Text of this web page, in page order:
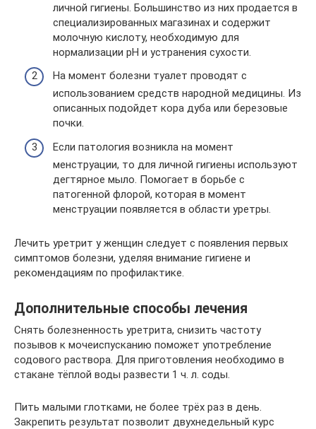
личной гигиены. Большинство из них продается в
специализированных магазинах и содержит
молочную кислоту, необходимую для
нормализации рН и устранения сухости.
На момент болезни туалет проводят с
использованием средств народной медицины. Из
описанных подойдет кора дуба или березовые
почки.
Если патология возникла на момент
менструации, то для личной гигиены используют
дегтярное мыло. Помогает в борьбе с
патогенной флорой, которая в момент
менструации появляется в области уретры.
Лечить уретрит у женщин следует с появления первых
симптомов болезни, уделяя внимание гигиене и
рекомендациям по профилактике.
Дополнительные способы лечения
Снять болезненность уретрита, снизить частоту
позывов к мочеиспусканию поможет употребление
содового раствора. Для приготовления необходимо в
стакане тёплой воды развести 1 ч. л. соды.
Пить малыми глотками, не более трёх раз в день.
Закрепить результат позволит двухнедельный курс